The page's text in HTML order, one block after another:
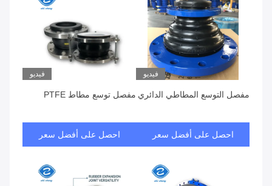
فيديو
مفصل التوسع المطاطي الدائري
احصل على أفضل سعر
فيديو
مفصل توسع مطاط PTFE
احصل على أفضل سعر